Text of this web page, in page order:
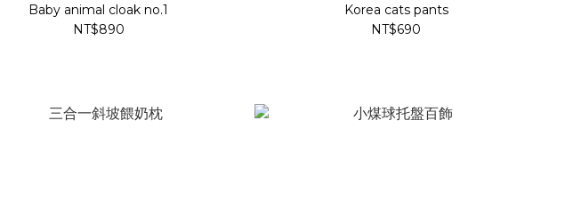
Baby animal cloak no.1
NT$890
Korea cats pants
NT$690